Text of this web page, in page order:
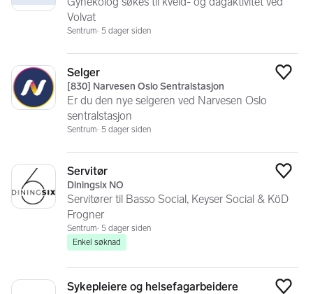
Volvat
Sentrum 5 dager siden
Selger
[830] Narvesen Oslo Sentralstasjon
Er du den nye selgeren ved Narvesen Oslo
sentralstasjon
Sentrum 5 dager siden
Servitør
Diningsix NO
Servitører til Basso Social, Keyser Social & KöD
Frogner
Sentrum 5 dager siden
Enkel søknad
Sykepleiere og helsefagarbeidere